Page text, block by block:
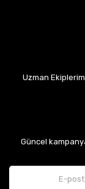
Uzman
Güncel